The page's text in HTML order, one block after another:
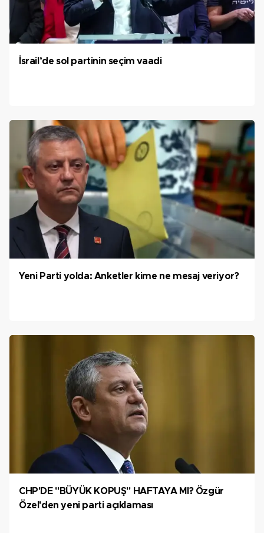
İsrail’de sol partinin seçim vaadi
Yeni Parti yolda: Anketler kime ne mesaj veriyor?
CHP'DE "BÜYÜK KOPUŞ" HAFTAYA MI? Özgür
Özel'den yeni parti açıklaması